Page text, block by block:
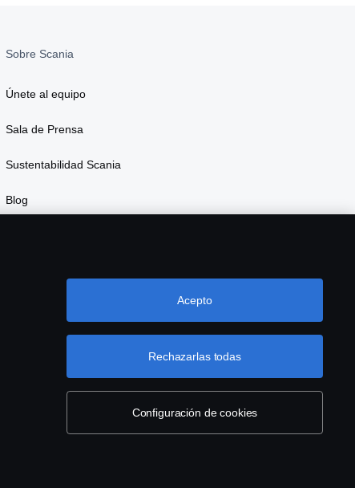
el CV de su empresa
Sobre Scania
Únete al equipo
Sala de Prensa
Sustentabilidad Scania
Blog
Configuración de cookies
Rechazarlas todas
Acepto